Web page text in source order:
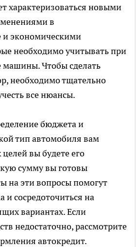
характеризоваться новыми
в
и экономическими
необходимо учитывать при
машины. Чтобы сделать
необходимо тщательно
все нюансы.
бюджета и
тип автомобиля вам
вы будете его
сумму вы готовы
на эти вопросы помогут
и сосредоточиться на
вариантах. Если
недостаточно, рассмотрите
автокредит.